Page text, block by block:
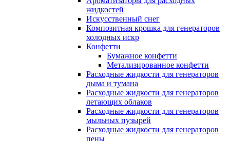
жидкостей
Искусственный снег
Композитная крошка для генераторов
холодных искр
Конфетти
Бумажное конфетти
Метализированное конфетти
Расходные жидкости для генераторов
дыма и тумана
Расходные жидкости для генераторов
летающих облаков
Расходные жидкости для генераторов
мыльных пузырей
Расходные жидкости для генераторов
пены